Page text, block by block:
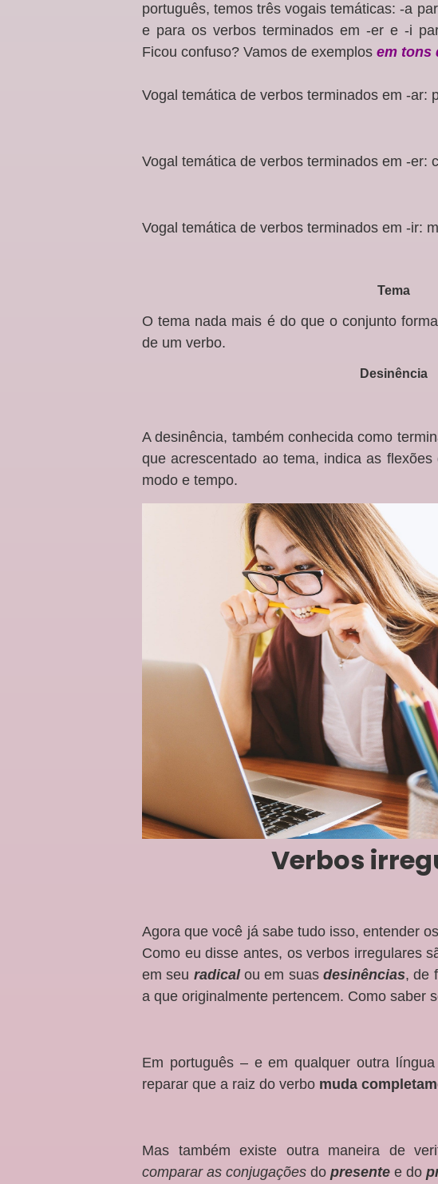
português, temos três vogais temáticas: -a
e para os verbos terminados em -er e -i
Ficou confuso? Vamos de exemplos em tons
Vogal temática de verbos terminados em -ar:
Vogal temática de verbos terminados em -er:
Vogal temática de verbos terminados em -ir:
Tema
O tema nada mais é do que o conjunto
de um verbo.
Desinência
A desinência, também conhecida como
que acrescentado ao tema, indica as
modo e tempo.
Verbos
Agora que você já sabe tudo isso, entender
Como eu disse antes, os verbos irregulares
em seu radical ou em suas desinências, de
a que originalmente pertencem. Como saber
Em português – e em qualquer outra
reparar que a raiz do verbo muda
Mas também existe outra maneira de
comparar as conjugações dopresente e do